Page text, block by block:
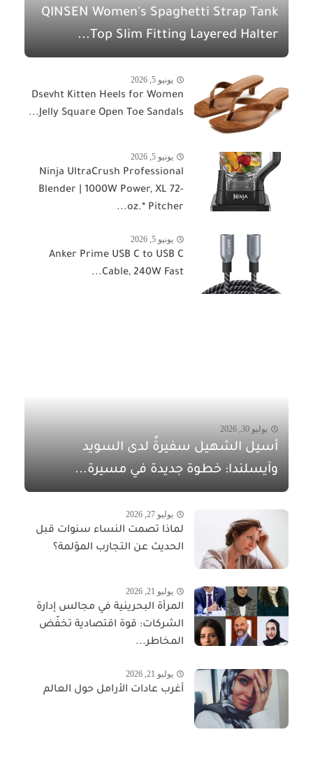
QINSEN Women's Spaghetti Strap Tank
Top Slim Fitting Layered Halter...
يونيو 5, 2026
Dsevht Kitten Heels for Women
Jelly Square Open Toe Sandals...
يونيو 5, 2026
Ninja UltraCrush Professional
Blender | 1000W Power, XL 72-
oz.* Pitcher...
يونيو 5, 2026
Anker Prime USB C to USB C
Cable, 240W Fast...
يوليو 30, 2026
أسيل الشهيل سفيرةً لدى السويد
وآيسلندا: خطوة جديدة في مسيرة...
يوليو 27, 2026
لماذا تصمت النساء سنوات قبل
الحديث عن التجارب المؤلمة؟
يوليو 21, 2026
المرأة البحرينية في مجالس إدارة
الشركات: قوة اقتصادية تخفّض
المخاطر...
يوليو 21, 2026
أغرب عادات الأرامل حول العالم